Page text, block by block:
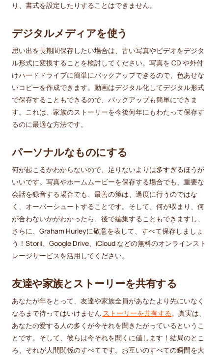
り、書式を設定したりすることはできません。
デジタルメディアを使う
思い出を長期間保存したい場合は、古い写真やビデオをデジタ
ル形式に変換することを検討してください。写真を CD や外付
けハードドライブに簡単にバックアップできるので、色あせな
いコピーを作成できます。動画はデジタル化してデジタル形式
で保存することもできるので、バックアップも簡単にできま
す。これは、家族のストーリーを今後何年にもわたって保存す
るのに最適な方法です。
パーソナルなものにする
何が起こるかわからないので、足りないよりは多すぎるほうが
いいです。写真やホームムービーを保存する場合でも、重要な
会話を録音する場合でも、最善の策は、過度に行うのではな
く、オーバーシュートすることです。そして、何が収まり、何
が合わないかがわかったら、後で編集することもできますし、
さらに、Graham Hurleyに敬意を表して、すべて保存しましょ
う！Storii、Google Drive、iCloud などの無料のオンラインスト
レージサービスを活用してください。
友達や家族とストーリーを共有する
あなたが年をとって、友達や家族全員があなたより先にいなく
なるまで待ってはいけません ストーリーを共有する。真実は、
あなたの愛する人の多くが今それを聞きたがっているというこ
とです。そして、彼らは今それを聞くに値します！結局のとこ
ろ、それが人間関係のすべてです。お互いのすべての瞬間を大